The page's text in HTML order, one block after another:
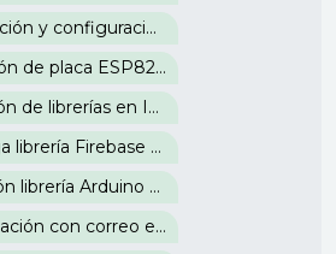
Sección 17: Introducción y configuración en IDE Arduino a la placa IoT ESP8266
Sección 18: Instalación de placa ESP8266 en IDE Arduino
Sección 19: Instalación de librerías en IDE Arduino
Sección 20: Descarga librería Firebase para IoT en IDE Arduino
Sección 21: Instalación librería Arduino Json en IDE y acceso a Firebase
Sección 22: Autenticación con correo electrónico Firebase